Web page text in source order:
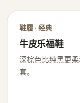
鞋履 · 经典
牛皮乐福鞋
深棕色比纯黑更
套。